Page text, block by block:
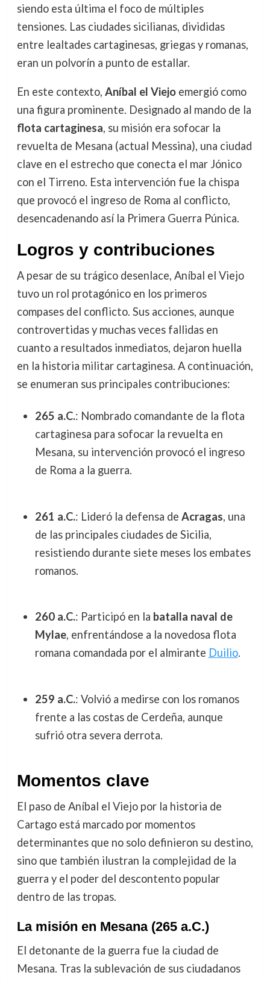
siendo esta última el foco de múltiples
tensiones. Las ciudades sicilianas, divididas
entre lealtades cartaginesas, griegas y romanas,
eran un polvorín a punto de estallar.
En este contexto, Aníbal el Viejoemergió como
una figura prominente. Designado al mando de la
flota cartaginesa, su misión era sofocar la
revuelta de Mesana (actual Messina), una ciudad
clave en el estrecho que conecta el mar Jónico
con el Tirreno. Esta intervención fue la chispa
que provocó el ingreso de Roma al conflicto,
desencadenando así la Primera Guerra Púnica.
Logros y contribuciones
A pesar de su trágico desenlace, Aníbal el Viejo
tuvo un rol protagónico en los primeros
compases del conflicto. Sus acciones, aunque
controvertidas y muchas veces fallidas en
cuanto a resultados inmediatos, dejaron huella
en la historia militar cartaginesa. A continuación,
se enumeran sus principales contribuciones:
265 a.C.: Nombrado comandante de la flota
cartaginesa para sofocar la revuelta en
Mesana, su intervención provocó el ingreso
de Roma a la guerra.
261 a.C.: Lideró la defensa de Acragas, una
de las principales ciudades de Sicilia,
resistiendo durante siete meses los embates
romanos.
260 a.C.: Participó en la batalla naval de
Mylae, enfrentándose a la novedosa flota
romana comandada por el almirante Duilio.
259 a.C.: Volvió a medirse con los romanos
frente a las costas de Cerdeña, aunque
sufrió otra severa derrota.
Momentos clave
El paso de Aníbal el Viejo por la historia de
Cartago está marcado por momentos
determinantes que no solo definieron su destino,
sino que también ilustran la complejidad de la
guerra y el poder del descontento popular
dentro de las tropas.
La misión en Mesana (265 a.C.)
El detonante de la guerra fue la ciudad de
Mesana. Tras la sublevación de sus ciudadanos